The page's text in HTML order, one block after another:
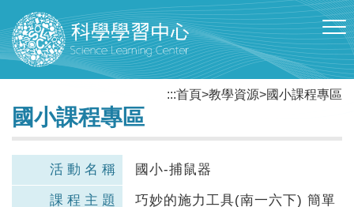
國小課程專區
:::首頁>教學資源>國小課程專區
活動名稱 國小-捕鼠器
課程主題
巧妙的施力工具(南一六下) 簡單